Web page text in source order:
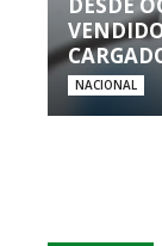
NACIONAL